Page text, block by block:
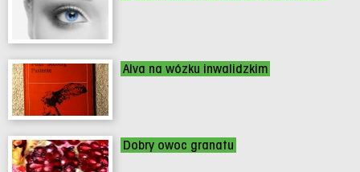
Alva na wózku inwalidzkim
Dobry owoc granatu